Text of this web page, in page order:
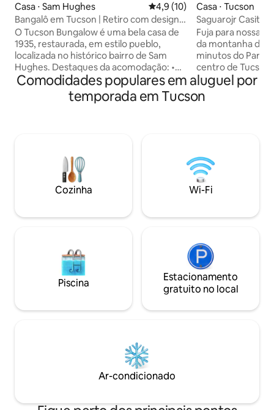
Casa ⋅ Sam Hughes 4,9 de uma avaliação média
4,9 (10)
Bangalô em Tucson | Retiro com design
de Sam Hughes
O Tucson Bungalow é uma bela casa de
1935, restaurada, em estilo pueblo,
localizada no histórico bairro de Sam
Hughes. Destaques da acomodação: •
Passeio premiado por uma casa histórica
de 1935 • Interior vintage e antigo com
curadoria de designer • Lareira a gás
luxo • A uma curta distância a pé da
Universidade do Arizona, de cafés,
restaurantes e lojas • Perto do centro e
da 4th Avenue • Perto do Parque
do Monte Lemmon
Casa ⋅ Tucson
Saguarojr Casita,
parque nacional
Fuja para nossa
da montanha de
minutos do
centro de
Catalina, do The
cena
Gastronomia da
lavar/secar, área
banheira de
de vistas incríveis
cidade, do céu
porta da frente.
Comodidades populares em aluguel por
temporada em Tucson
Cozinha Wi-Fi
Piscina
Estacionamento
gratuito no local
Ar-condicionado